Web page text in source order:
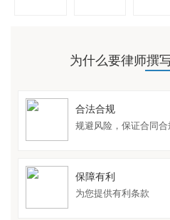
为什么要律师撰
合法合规
规避风险，保证合同合
保障有利
为您提供有利条款